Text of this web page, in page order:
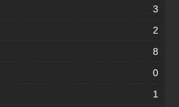
3
2
8
0
1